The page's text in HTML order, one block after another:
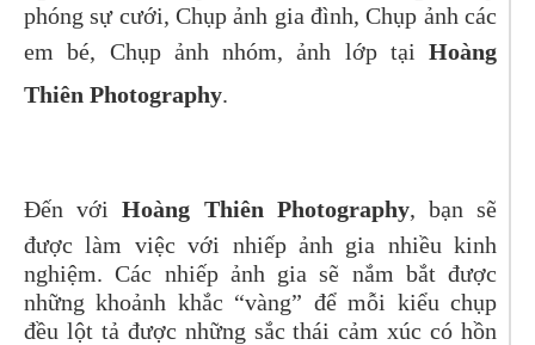
phóng sự cưới, Chụp ảnh gia đình, Chụp ảnh các
em bé, Chụp ảnh nhóm, ảnh lớptại Hoàng
Thiên Photography.
Đến vớiHoàng Thiên Photography, bạn sẽ
được làm việc với nhiếp ảnh gia nhiều kinh
nghiệm. Các nhiếp ảnh gia sẽ nắm bắt được
những khoảnh khắc “vàng” để mỗi kiểu chụp
đều lột tả được những sắc thái cảm xúc có hồn